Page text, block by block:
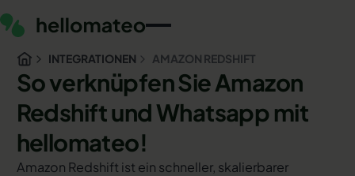
INTEGRATIONEN AMAZON REDSHIFT
So verknüpfen Sie Amazon
Redshift und Whatsapp mit
hellomateo!
Amazon Redshift ist ein schneller, skalierbarer